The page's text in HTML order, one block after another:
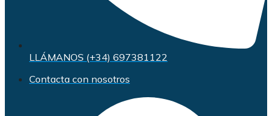
LLÁMANOS (+34) 697381122
Contacta con nosotros